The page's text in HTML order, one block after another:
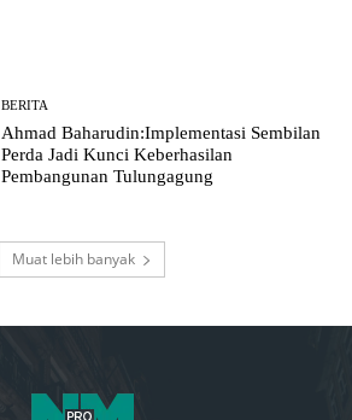
BERITA
Ahmad Baharudin:Implementasi Sembilan
Perda Jadi Kunci Keberhasilan
Pembangunan Tulungagung
Muat lebih banyak